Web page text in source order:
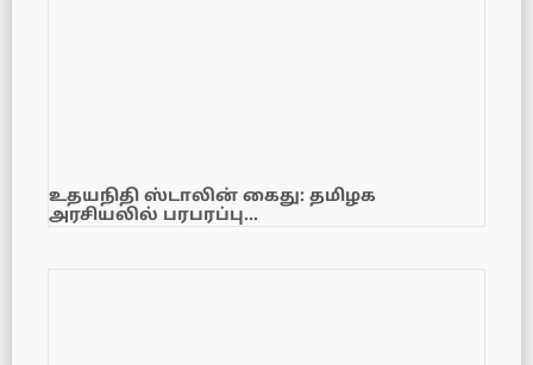
உதயநிதி ஸ்டாலின் கைது: தமிழக
அரசியலில் பரபரப்பு…